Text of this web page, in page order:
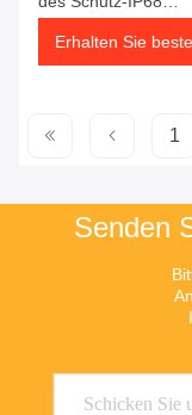
Datenspeicherung
4GB
Erhalten Sie
1
Senden